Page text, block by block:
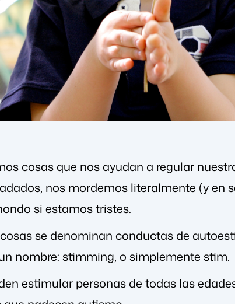
cosas que nos ayudan a regular
nos mordemos literalmente (y
si estamos tristes.
se denominan conductas de
nombre: stimming, o simplemente stim.
estimular personas de todas las